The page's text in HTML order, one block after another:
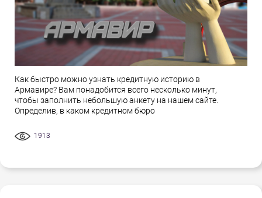
Как быстро можно узнать кредитную историю в
Армавире? Вам понадобится всего несколько минут,
чтобы заполнить небольшую анкету на нашем сайте.
Определив, в каком кредитном бюро
1913